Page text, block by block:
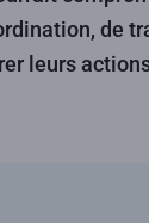
de
leurs